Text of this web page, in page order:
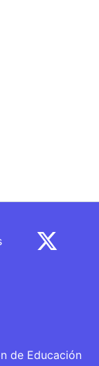
de Educación